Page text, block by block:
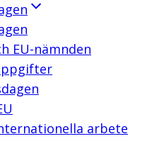
EU-nämnden
arbete